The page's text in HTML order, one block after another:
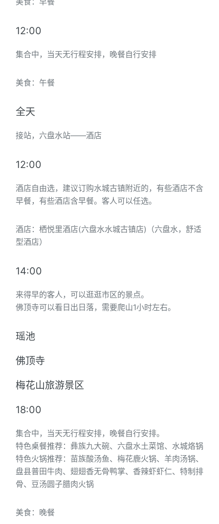
12:00
集合中，当天无行程安排，晚餐自行安排
美食：午餐
全天
接站，六盘水站——酒店
12:00
酒店自由选，建议订购水城古镇附近的，有些酒店不含
早餐，有些酒店含早餐。客人可以任选。
酒店：栖悦里酒店(六盘水水城古镇店)（六盘水，舒适
型酒店）
14:00
来得早的客人，可以逛逛市区的景点。
佛顶寺可以看日出日落，需要爬山1小时左右。
瑶池
佛顶寺
梅花山旅游景区
18:00
集合中，当天无行程安排，晚餐自行安排。
特色桌餐推荐：彝族九大碗、六盘水土菜馆、水城烙锅
特色火锅推荐：苗族酸汤鱼、梅花鹿火锅、羊肉汤锅、
盘县普田牛肉、翅翅香无骨鸭掌、香辣虾虾仁、特制排
骨、豆汤圆子腊肉火锅
美食：晚餐